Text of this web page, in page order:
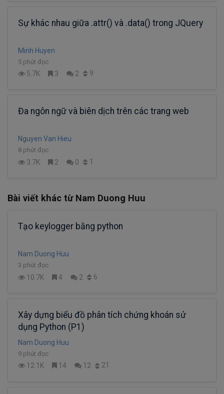
Sự khác nhau giữa .attr() và .data() trong JQuery
Minh Huyen
5 phút đọc
5.7K 3 2 9
Đa ngôn ngữ và biên dịch trên các trang web
Nguyen Van Hieu
8 phút đọc
3.7K 2 0 1
Bài viết khác từ Nam Duong Huu
Tạo keylogger bằng python
Nam Duong Huu
3 phút đọc
10.7K 4 2 6
Xây dựng biểu đồ phân tích chứng khoán sử
dụng Python (P1)
Nam Duong Huu
9 phút đọc
12.1K 14 12 21